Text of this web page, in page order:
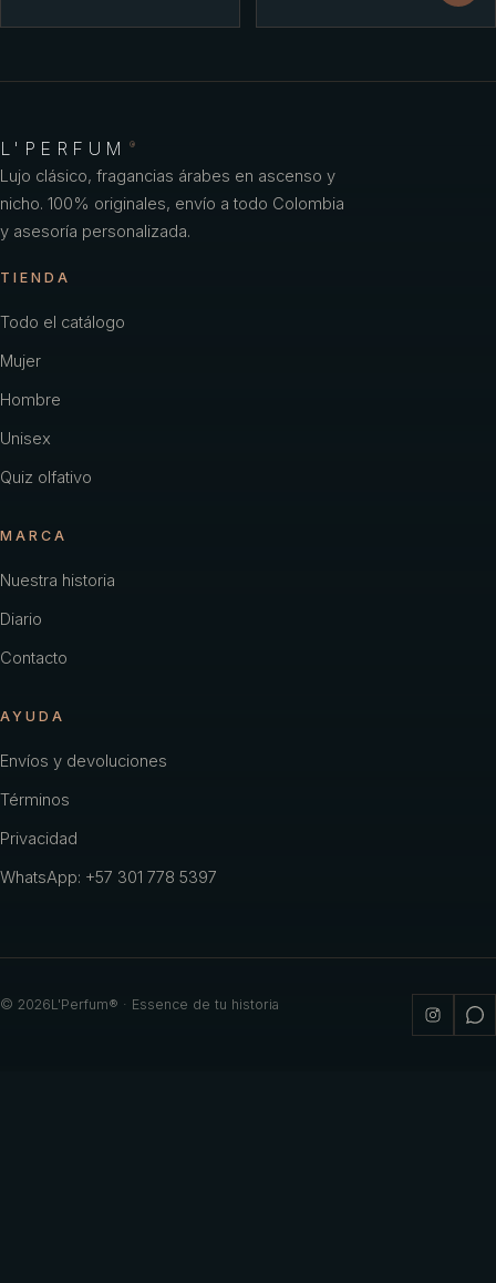
L'PERFUM ®
Lujo clásico, fragancias árabes en ascenso y
nicho. 100% originales, envío a todo Colombia
y asesoría personalizada.
TIENDA
Todo el catálogo
Mujer
Hombre
Unisex
Quiz olfativo
MARCA
Nuestra historia
Diario
Contacto
AYUDA
Envíos y devoluciones
Términos
Privacidad
WhatsApp: +57 301 778 5397
© 2026L'Perfum® · Essence de tu historia